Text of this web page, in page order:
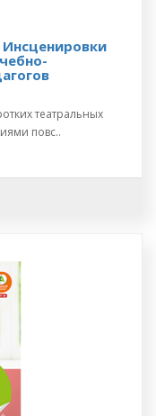
театральных
повс..